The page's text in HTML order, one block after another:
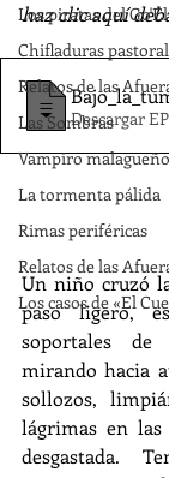
Los piratas del Go'El
Chifladuras
Relatos de las
Las Sombras
Vampiro malagueño
La tormenta pálida
Rimas periféricas
Relatos de las
Los casos de «El
haz clic aquí
Descargar
Un niño cruzó
paso ligero,
soportales de
mirando hacia
sollozos,
lágrimas en las
desgastada.